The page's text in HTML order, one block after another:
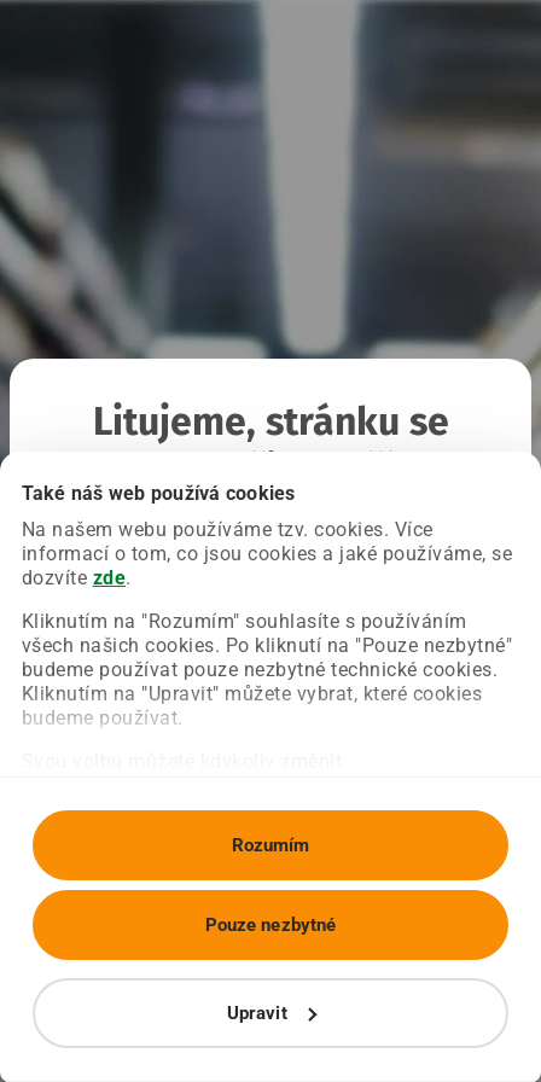
Také náš web používá cookies
Na našem webu používáme tzv. cookies. Více
informací o tom, co jsou cookies a jaké používáme, se
dozvíte zde.
Kliknutím na "Rozumím" souhlasíte s používáním
všech našich cookies. Po kliknutí na "Pouze nezbytné"
budeme používat pouze nezbytné technické cookies.
Kliknutím na "Upravit" můžete vybrat, které cookies
budeme používat.
Rozumím
Upravit
Pouze nezbytné
Litujeme, stránku se
Chyba nastala na naší straně a už ji opravujeme.
Zkuste prosím znovu načíst požadovanou stránku.
Obnovit stránku Úvodní strana